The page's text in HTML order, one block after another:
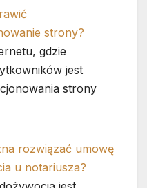
strony?
gdzie
jest
strony
rozwiązać umowę
u notariusza?